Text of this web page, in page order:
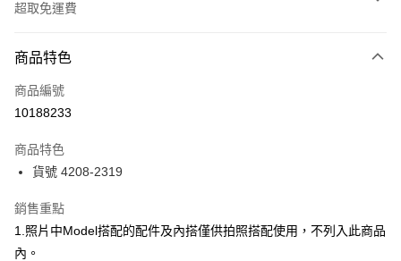
超取免運費
信用卡一次付款
超商取貨付款
ATM付款
運送方式
全家取貨付款
商品特色
商品編號
10188233
商品特色
貨號 4208-2319
銷售重點
1.照片中Model搭配的配件及內搭僅供拍照搭配使用，不列入此商品
內。